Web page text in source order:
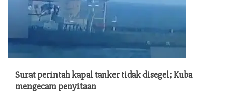
Surat perintah kapal tanker tidak disegel; Kuba
mengecam penyitaan